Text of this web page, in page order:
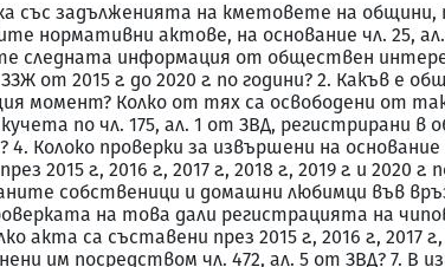
със задълженията на кметовете на
нормативни актове, на основание чл. 25,
следната информация от обществен
от 2015 г. до 2020 г. по години? 2. Какъв е
момент? Колко от тях са освободени от
по чл. 175, ал. 1 от ЗВД, регистрирани в
г.? 4. Колоко проверки за извършени на
г., 2016 г., 2017 г., 2018 г., 2019 г. и 2020
собственици и домашни любимци във
на това дали регистрацията на
акта са съставени през 2015 г., 2016 г., 2017
им посредством чл. 472, ал. 5 от ЗВД? 7. В